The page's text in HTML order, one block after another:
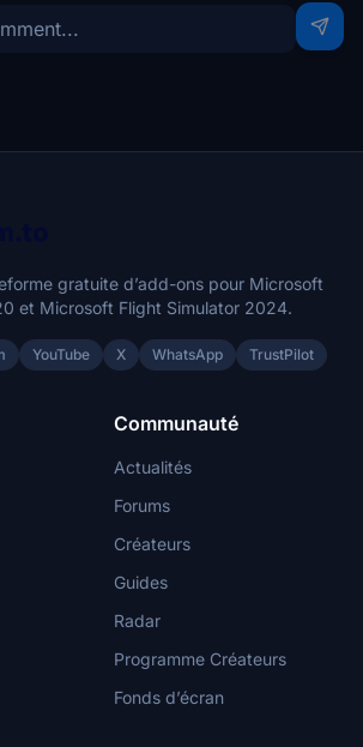
gratuite d’add-ons pour Microsoft
et Microsoft Flight Simulator 2024.
YouTube X WhatsApp TrustPilot
Communauté
Actualités
Forums
Créateurs
Guides
Radar
Programme Créateurs
Fonds d’écran